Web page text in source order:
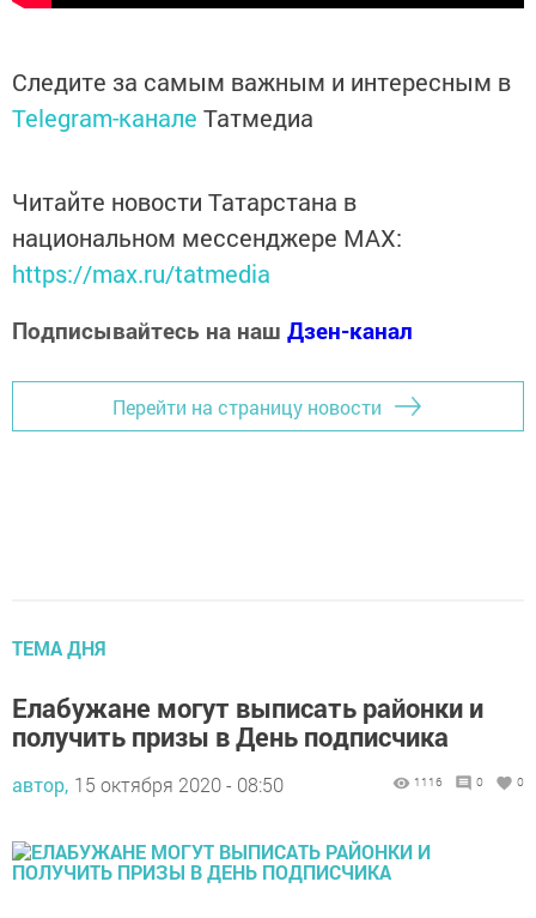
Следите за самым важным и интересным в
Telegram-канале Татмедиа
Читайте новости Татарстана в
национальном мессенджере MАХ:
https://max.ru/tatmedia
Подписывайтесь на наш Дзен-канал
Перейти на страницу новости
ТЕМА ДНЯ
Елабужане могут выписать районки и
получить призы в День подписчика
автор, 15 октября 2020 - 08:50 1116 0 0